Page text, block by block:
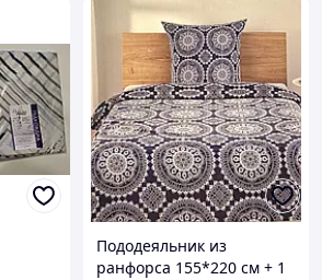
Пододеяльник из
ранфорса 155*220 см + 1